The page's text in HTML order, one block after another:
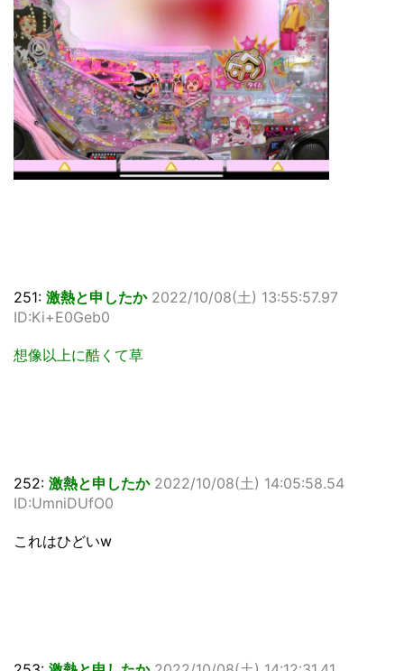
251: 激熱と申したか 2022/10/08(土) 13:55:57.97
ID:Ki+E0Geb0
想像以上に酷くて草
252: 激熱と申したか 2022/10/08(土) 14:05:58.54
ID:UmniDUfO0
これはひどいw